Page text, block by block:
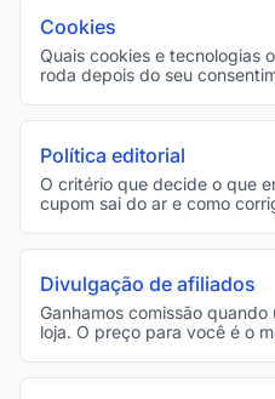
Cookies
Quais cookies e tecnologias
roda depois do seu
Política editorial
O critério que decide o que
cupom sai do ar e como
Divulgação de afiliados
Ganhamos comissão
loja. O preço para você é o